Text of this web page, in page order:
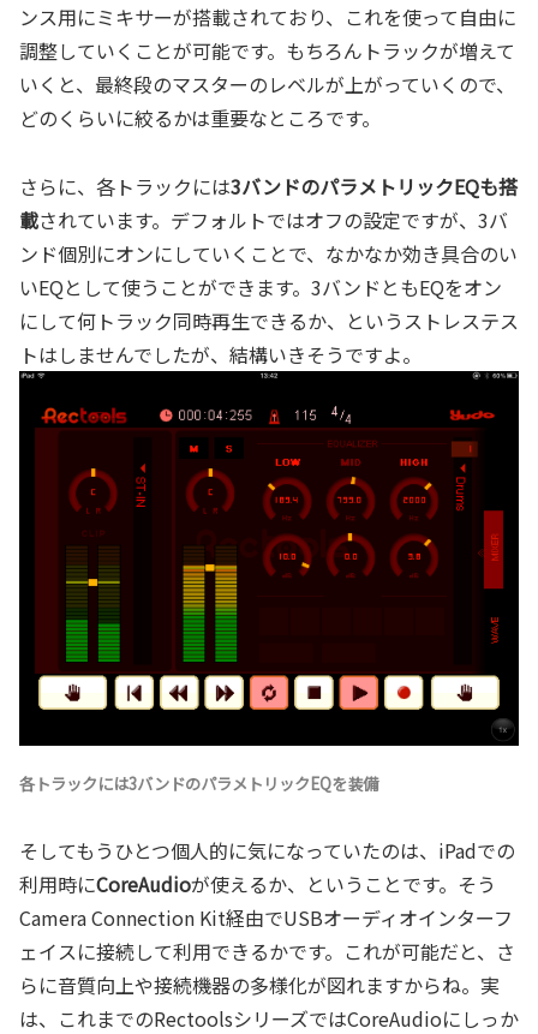
ンス用にミキサーが搭載されており、これを使って自由に
調整していくことが可能です。もちろんトラックが増えて
いくと、最終段のマスターのレベルが上がっていくので、
どのくらいに絞るかは重要なところです。
さらに、各トラックには3バンドのパラメトリックEQも搭
載されています。デフォルトではオフの設定ですが、3バ
ンド個別にオンにしていくことで、なかなか効き具合のい
いEQとして使うことができます。3バンドともEQをオン
にして何トラック同時再生できるか、というストレステス
トはしませんでしたが、結構いきそうですよ。
各トラックには3バンドのパラメトリックEQを装備
そしてもうひとつ個人的に気になっていたのは、iPadでの
利用時にCoreAudioが使えるか、ということです。そう
Camera Connection Kit経由でUSBオーディオインターフ
ェイスに接続して利用できるかです。これが可能だと、さ
らに音質向上や接続機器の多様化が図れますからね。実
は、これまでのRectoolsシリーズではCoreAudioにしっか